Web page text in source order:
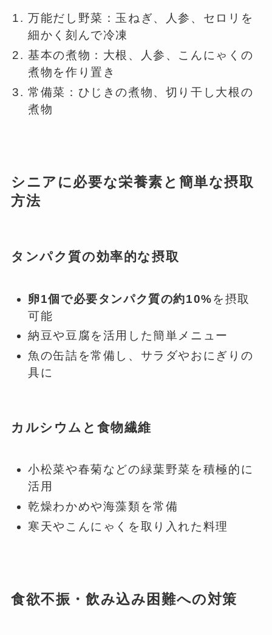
万能だし野菜：玉ねぎ、人参、セロリを
細かく刻んで冷凍
基本の煮物：大根、人参、こんにゃくの
煮物を作り置き
常備菜：ひじきの煮物、切り干し大根の
煮物
シニアに必要な栄養素と簡単な摂取
方法
タンパク質の効率的な摂取
卵1個で必要タンパク質の約10%を摂取
可能
納豆や豆腐を活用した簡単メニュー
魚の缶詰を常備し、サラダやおにぎりの
具に
カルシウムと食物繊維
小松菜や春菊などの緑葉野菜を積極的に
活用
乾燥わかめや海藻類を常備
寒天やこんにゃくを取り入れた料理
食欲不振・飲み込み困難への対策